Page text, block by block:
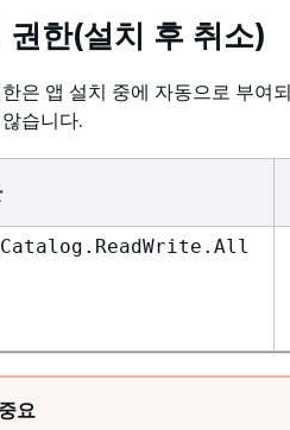
권한(설치 후 취소)
은 앱 설치 중에 자동으로 부여
습니다.
중요